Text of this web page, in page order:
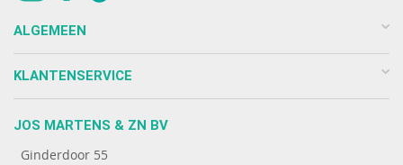
ALGEMEEN
KLANTENSERVICE
JOS MARTENS & ZN BV
Ginderdoor 55